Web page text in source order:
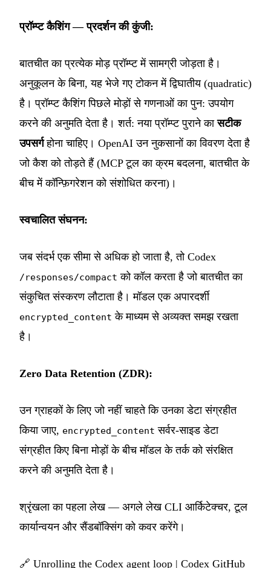
प्रॉम्प्ट कैशिंग — प्रदर्शन की कुंजी:
बातचीत का प्रत्येक मोड़ प्रॉम्प्ट में सामग्री जोड़ता है।
अनुकूलन के बिना, यह भेजे गए टोकन में द्विघातीय (quadratic)
है। प्रॉम्प्ट कैशिंग पिछले मोड़ों से गणनाओं का पुन: उपयोग
करने की अनुमति देता है। शर्त: नया प्रॉम्प्ट पुराने कासटीक
उपसर्गहोना चाहिए। OpenAI उन नुकसानों का विवरण देता है
जो कैश को तोड़ते हैं (MCP टूल का क्रम बदलना, बातचीत के
बीच में कॉन्फ़िगरेशन को संशोधित करना)।
स्वचालित संघनन:
जब संदर्भ एक सीमा से अधिक हो जाता है, तो Codex
/responses/compact को कॉल करता है जो बातचीत का
संकुचित संस्करण लौटाता है। मॉडल एक अपारदर्शी
encrypted_content के माध्यम से अव्यक्त समझ रखता
है।
Zero Data Retention (ZDR):
उन ग्राहकों के लिए जो नहीं चाहते कि उनका डेटा संग्रहीत
किया जाए, encrypted_content सर्वर-साइड डेटा
संग्रहीत किए बिना मोड़ों के बीच मॉडल के तर्क को संरक्षित
करने की अनुमति देता है।
श्रृंखला का पहला लेख — अगले लेख CLI आर्किटेक्चर, टूल
कार्यान्वयन और सैंडबॉक्सिंग को कवर करेंगे।
🔗 Unrolling the Codex agent loop | Codex GitHub